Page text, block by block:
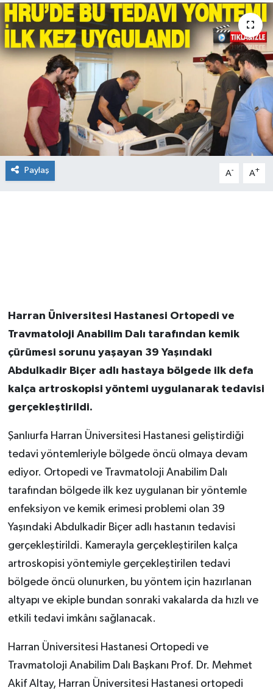
Paylaş A- A+
Harran Üniversitesi Hastanesi Ortopedi ve
Travmatoloji Anabilim Dalı tarafından kemik
çürümesi sorunu yaşayan 39 Yaşındaki
Abdulkadir Biçer adlı hastaya bölgede ilk defa
kalça artroskopisi yöntemi uygulanarak tedavisi
gerçekleştirildi.
Şanlıurfa Harran Üniversitesi Hastanesi geliştirdiği
tedavi yöntemleriyle bölgede öncü olmaya devam
ediyor. Ortopedi ve Travmatoloji Anabilim Dalı
tarafından bölgede ilk kez uygulanan bir yöntemle
enfeksiyon ve kemik erimesi problemi olan 39
Yaşındaki Abdulkadir Biçer adlı hastanın tedavisi
gerçekleştirildi. Kamerayla gerçekleştirilen kalça
artroskopisi yöntemiyle gerçekleştirilen tedavi
bölgede öncü olunurken, bu yöntem için hazırlanan
altyapı ve ekiple bundan sonraki vakalarda da hızlı ve
etkili tedavi imkânı sağlanacak.
Harran Üniversitesi Hastanesi Ortopedi ve
Travmatoloji Anabilim Dalı Başkanı Prof. Dr. Mehmet
Akif Altay, Harran Üniversitesi Hastanesi ortopedi